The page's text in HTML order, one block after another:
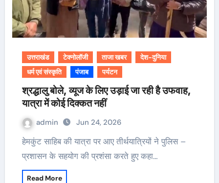
उत्तराखंड टेक्नोलॉजी ताजा खबर
देश-दुनिया
धर्म एवं संस्कृति
पंजाब पर्यटन
श्रद्धालु बोले, व्यूज के लिए उड़ाई जा रही है उफवाह,
यात्रा में कोई दिक्कत नहीं
admin Jun 24, 2026
हेमकुंट साहिब की यात्रा पर आए तीर्थयात्रियों ने पुलिस –
प्रशासन के सहयोग की प्रशंसा करते हुए कहा…
Read More